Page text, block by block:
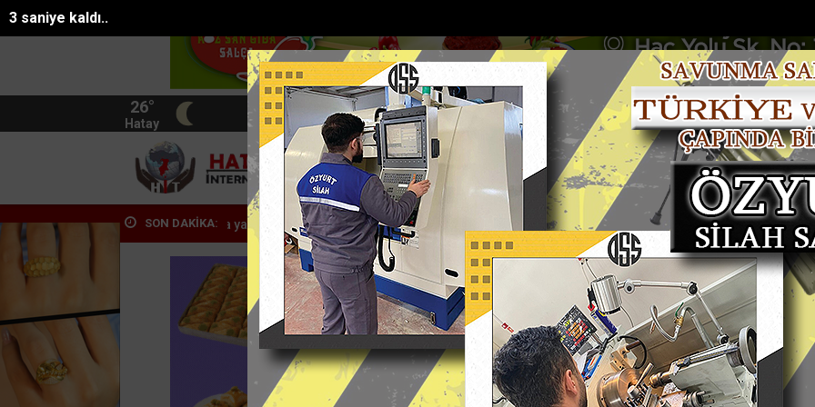
1 saniye kaldı..
26°
Hatay
BIST 13.744 DOLAR 46.2686 EURO 53.5186
HATAY GÜNDEM MAGAZİN KADIN-YAŞAM SPOR SAĞLIK
SON DAKİKA:
Apartmanda yangın paniği: 5 kişi dumandan etk... Seyir halindeyken aniden alev alan otomobilde... Bakan Kurumun katılımıyla
Yazarlar Web TV